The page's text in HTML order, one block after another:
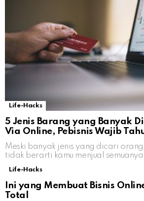
Life-Hacks
5 Jenis Barang yang Banyak
Via Online, Pebisnis Wajib
Meski banyak jenis yang dicari
tidak berarti kamu menjual semuanya
Life-Hacks
Ini yang Membuat Bisnis
Total